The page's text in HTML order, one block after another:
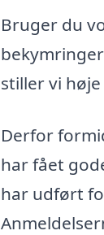
Bruger du
stiller vi
Derfor
har fået
har udført